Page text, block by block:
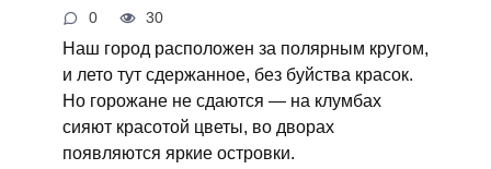
0 30
Наш город расположен за полярным кругом,
и лето тут сдержанное, без буйства красок.
Но горожане не сдаются — на клумбах
сияют красотой цветы, во дворах
появляются яркие островки.